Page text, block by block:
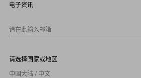
电子资讯
请在此输入邮箱
请选择国家或地区
中国大陆 / 中文